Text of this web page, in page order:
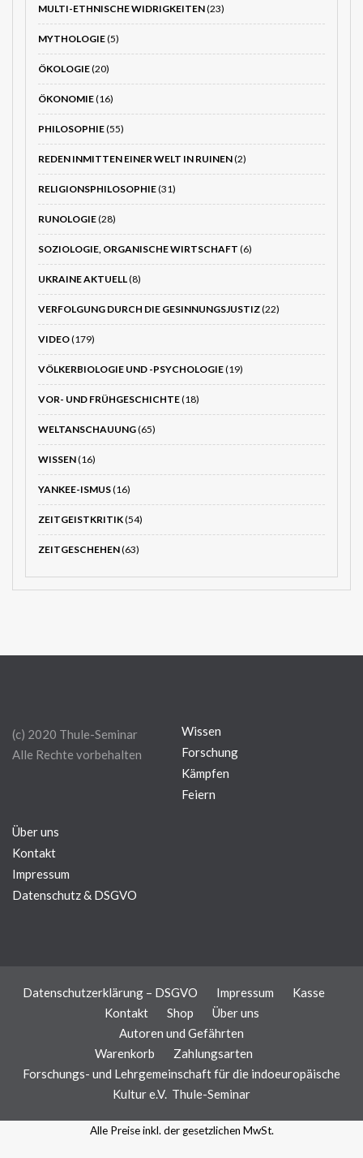
MULTI-ETHNISCHE WIDRIGKEITEN(23)
MYTHOLOGIE(5)
ÖKOLOGIE(20)
ÖKONOMIE(16)
PHILOSOPHIE(55)
REDEN INMITTEN EINER WELT IN RUINEN(2)
RELIGIONSPHILOSOPHIE(31)
RUNOLOGIE(28)
SOZIOLOGIE, ORGANISCHE WIRTSCHAFT (6)
UKRAINE AKTUELL(8)
VERFOLGUNG DURCH DIE GESINNUNGSJUSTIZ(22)
VIDEO(179)
VÖLKERBIOLOGIE UND -PSYCHOLOGIE(19)
VOR- UND FRÜHGESCHICHTE(18)
WELTANSCHAUUNG(65)
WISSEN(16)
YANKEE-ISMUS(16)
ZEITGEISTKRITIK(54)
ZEITGESCHEHEN(63)
(c) 2020 Thule-Seminar
Alle Rechte vorbehalten
Wissen
Forschung
Kämpfen
Feiern
Über uns
Kontakt
Impressum
Datenschutz & DSGVO
Datenschutzerklärung – DSGVO Impressum
Kasse
Kontakt
Shop
Über uns
Autoren und Gefährten
Warenkorb
Zahlungsarten
Forschungs- und Lehrgemeinschaft für die indoeuropäische
Kultur e.V. Thule-Seminar
Alle Preise inkl. der gesetzlichen MwSt.